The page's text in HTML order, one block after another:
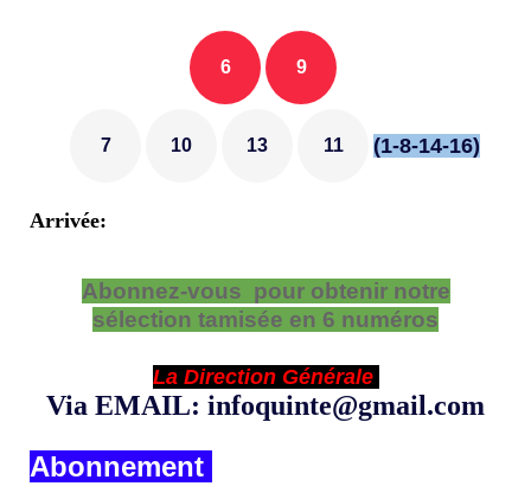
6 9
7 10 13 11 (1-8-14-16)
Arrivée:
Abonnez-vous pour obtenir notre
sélection tamisée en 6 numéros
La Direction Générale
Via EMAIL: infoquinte@gmail.com
Abonnement